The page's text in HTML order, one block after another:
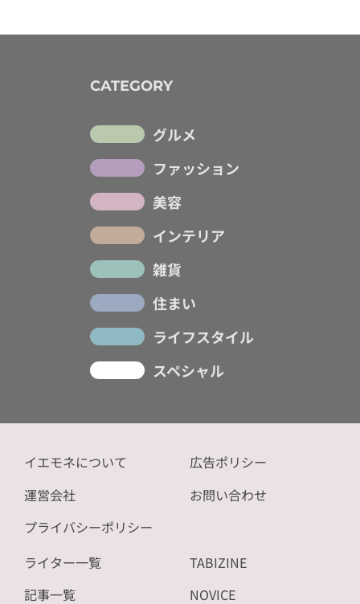
CATEGORY
グルメ
ファッション
美容
インテリア
雑貨
住まい
ライフスタイル
スペシャル
イエモネについて
運営会社
プライバシーポリシー
広告ポリシー
お問い合わせ
ライター一覧
記事一覧
TABIZINE
NOVICE